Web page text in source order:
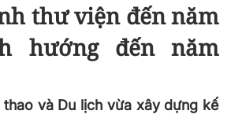
thư viện đến năm
hướng đến năm
thao và Du lịch vừa xây dựng kế